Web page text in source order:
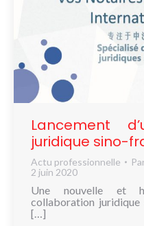
Lancement
juridique sino-
Actu professionnelle
2 juin 2020
Une nouvelle et
collaboration
[…]